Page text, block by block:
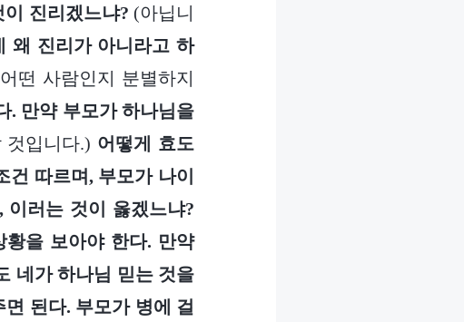
진리겠느냐? (아닙니
왜 진리가 아니라고 하
떤 사람인지 분별하지
. 만약 부모가 하나님을
것입니다.) 어떻게 효도
따르며, 부모가 나이
러는 것이 옳겠느냐?
황을 보아야 한다. 만약
네가 하나님 믿는 것을
된다. 부모가 병에 걸